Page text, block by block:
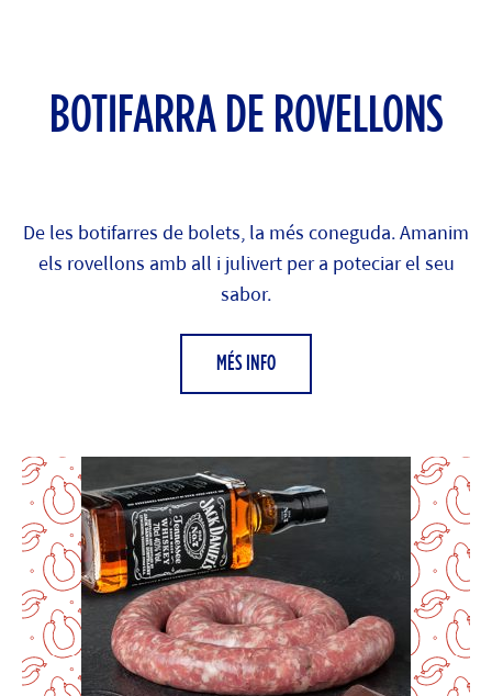
BOTIFARRA DE ROVELLONS
De les botifarres de bolets, la més coneguda. Amanim
els rovellons amb all i julivert per a poteciar el seu
sabor.
MÉS INFO